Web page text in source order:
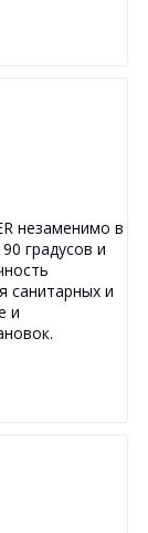
незаменимо в
градусов и
санитарных и
и